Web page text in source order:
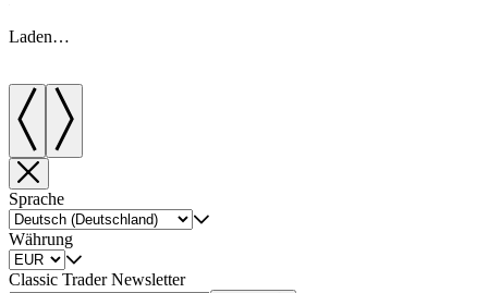
Laden…
Sprache
Währung
Classic Trader Newsletter